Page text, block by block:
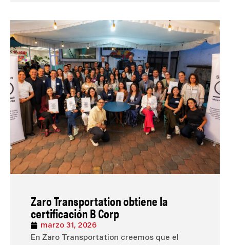
Zaro Transportation obtiene la
certificación B Corp
marzo 31, 2026
En Zaro Transportation creemos que el